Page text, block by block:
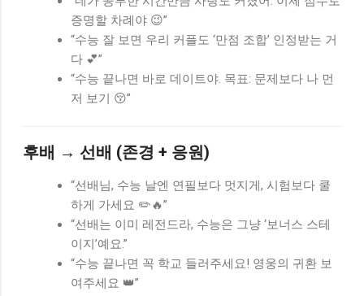
증명할 차례야 😉”
“수능 잘 보면 우리 커플도 ‘만점 조합’ 인정받는 거
다 💕”
“수능 끝나면 바로 데이트야. 목표: 문제보다 나 먼
저 보기 😚”
후배 → 선배 (존경 + 응원)
“선배님, 수능 날엔 연필보다 멋지게, 시험보다 쿨
하게 가세요 ✏️🔥”
“선배는 이미 레전드라, 수능은 그냥 ‘보너스 스테
이지’예요.”
“수능 끝나면 꼭 학교 들러주세요! 영웅의 귀환 보
여주세요 👑”